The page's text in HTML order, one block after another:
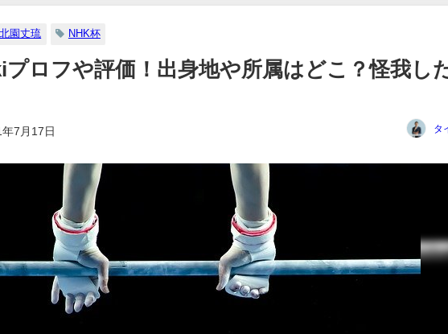
北園丈琉 NHK杯
ロフや評価！出身地や所属はどこ？怪我し
7月17日 タ